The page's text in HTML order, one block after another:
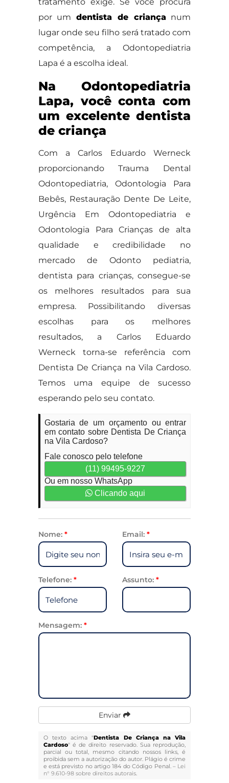
por umdentista de criançanum
lugar onde seu filho será tratado com
competência, a Odontopediatria
Lapa é a escolha ideal.
Na Odontopediatria
Lapa, você conta com
um excelente dentista
de criança
Com a Carlos Eduardo Werneck
proporcionando Trauma Dental
Odontopediatria, Odontologia Para
Bebês, Restauração Dente De Leite,
Urgência Em Odontopediatria e
Odontologia Para Crianças de alta
qualidade e credibilidade no
mercado de Odonto pediatria,
dentista para crianças, consegue-se
os melhores resultados para sua
empresa. Possibilitando diversas
escolhas para os melhores
resultados, a Carlos Eduardo
Werneck torna-se referência com
Dentista De Criança na Vila Cardoso.
Temos uma equipe de sucesso
esperando pelo seu contato.
Gostaria de um orçamento ou entrar
em contato sobre Dentista De Criança
na Vila Cardoso?
Fale conosco pelo telefone
(11) 99495-9227
Ou em nosso WhatsApp
Clicando aqui
Nome: * Email: *
Telefone: * Assunto: *
Mensagem: *
Enviar
O texto acima "Dentista De Criança na Vila
Cardoso" é de direito reservado. Sua reprodução,
parcial ou total, mesmo citando nossos links, é
proibida sem a autorização do autor. Plágio é crime
e está previsto no artigo 184 do Código Penal. – Lei
n° 9.610-98 sobre direitos autorais.